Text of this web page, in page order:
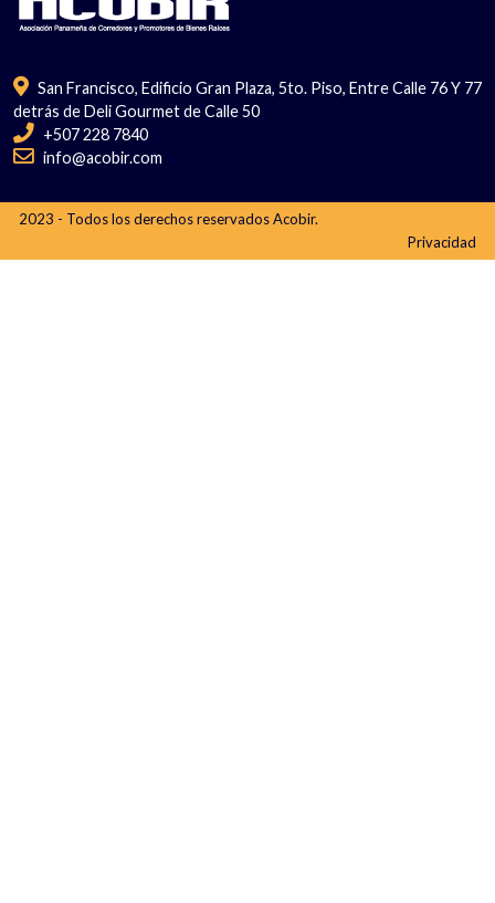
San Francisco, Edificio Gran Plaza, 5to. Piso, Entre Calle 76 Y 77
detrás de Deli Gourmet de Calle 50
+507 228 7840
info@acobir.com
2023 - Todos los derechos reservados Acobir.
Privacidad